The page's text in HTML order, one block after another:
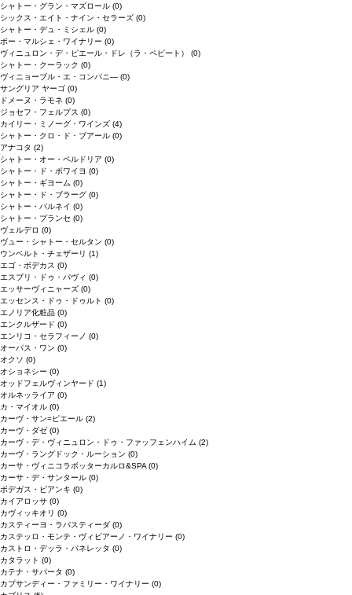
シャトー・グラン・マズロール (0)
シックス・エイト・ナイン・セラーズ (0)
シャトー・デュ・ミシェル (0)
ボー・マルシェ・ワイナリー (0)
ヴィニュロン・デ・ピエール・ドレ（ラ・ペピート） (0)
シャトー・クーラック (0)
ヴィニョーブル・エ・コンパニ― (0)
サングリア ヤーゴ (0)
ドメーヌ・ラモネ (0)
ジョセフ・フェルプス (0)
カイリー・ミノーグ・ワインズ (4)
シャトー・クロ・ド・ブアール (0)
アナコタ (2)
シャトー・オー・ペルドリア (0)
シャトー・ド・ボワイヨ (0)
シャトー・ギヨーム (0)
シャトー・ド・ブラーグ (0)
シャトー・パルネイ (0)
シャトー・プランセ (0)
ヴェルデロ (0)
ヴュー・シャトー・セルタン (0)
ウンベルト・チェザーリ (1)
エゴ・ボデカス (0)
エスプリ・ドゥ・パヴィ (0)
エッサーヴィニャーズ (0)
エッセンス・ドゥ・ドゥルト (0)
エノリア化粧品 (0)
エンクルザード (0)
エンリコ・セラフィーノ (0)
オーパス・ワン (0)
オクソ (0)
オショネシー (0)
オッドフェルヴィンヤード (1)
オルネッライア (0)
カ・マイオル (0)
カーヴ・サン=ピエール (2)
カーヴ・ダゼ (0)
カーヴ・デ・ヴィニュロン・ドゥ・ファッフェンハイム (2)
カーヴ・ラングドック・ルーション (0)
カーサ・ヴィニコラボッターカルロ&SPA (0)
カーサ・デ・サンタール (0)
ボデガス・ビアンキ (0)
カイアロッサ (0)
カヴィッキオリ (0)
カスティーヨ・ラバスティーダ (0)
カステッロ・モンテ・ヴィビアーノ・ワイナリー (0)
カストロ・デッラ・パネレッタ (0)
カタラット (0)
カテナ・サパータ (0)
カプサンディー・ファミリー・ワイナリー (0)